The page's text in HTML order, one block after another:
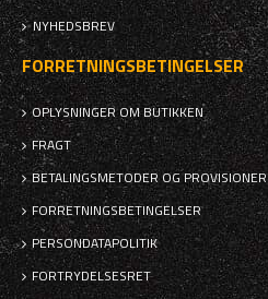
NYHEDSBREV
FORRETNINGSBETINGELSER
OPLYSNINGER OM BUTIKKEN
FRAGT
BETALINGSMETODER OG PROVISIONER
FORRETNINGSBETINGELSER
PERSONDATAPOLITIK
FORTRYDELSESRET